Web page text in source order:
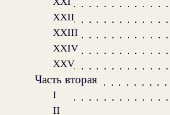
XXII
XXIII
XXIV
XXV
Часть вторая
I
II